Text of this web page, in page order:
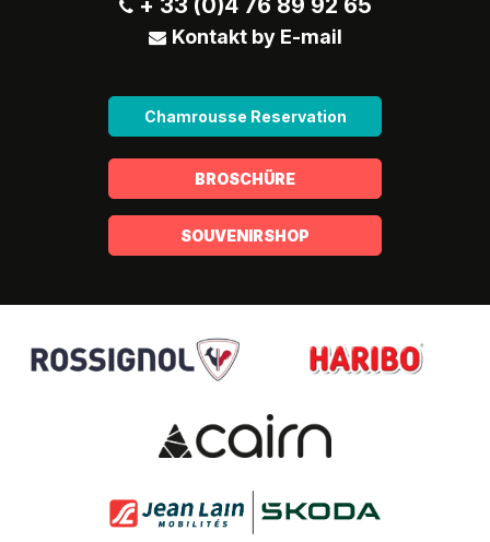
+ 33 (0)4 76 89 92 65
Kontakt by E-mail
Chamrousse Reservation
BROSCHÜRE
SOUVENIRSHOP